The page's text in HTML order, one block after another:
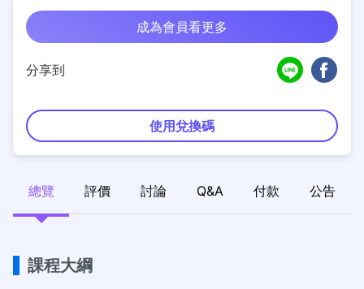
成為會員看更多
分享到
使用兌換碼
總覽 評價 討論 Q&A 付款 公告
課程大綱